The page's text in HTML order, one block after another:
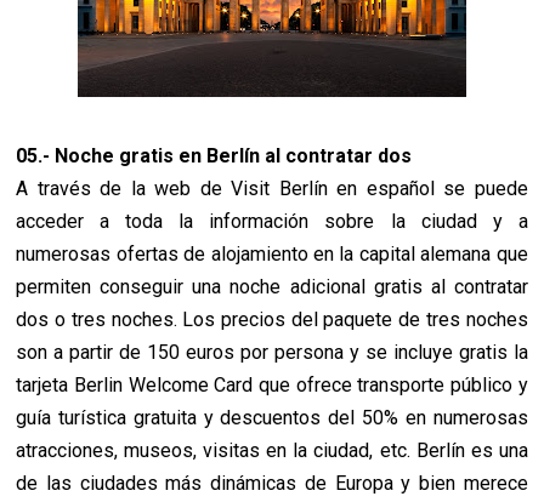
05.- Noche gratis en Berlín al contratar dos
A través de la web de Visit Berlín en español se puede
acceder a toda la información sobre la ciudad y a
numerosas ofertas de alojamiento en la capital alemana que
permiten conseguir una noche adicional gratis al contratar
dos o tres noches. Los precios del paquete de tres noches
son a partir de 150 euros por persona y se incluye gratis la
tarjeta Berlin Welcome Card que ofrece transporte público y
guía turística gratuita y descuentos del 50% en numerosas
atracciones, museos, visitas en la ciudad, etc. Berlín es una
de las ciudades más dinámicas de Europa y bien merece